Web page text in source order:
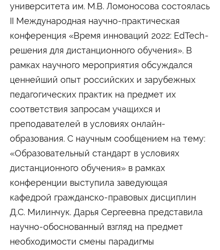
Формы обучения
Очная форма обучения
Очно-заочная форма обучения
Заочная форма обучения
Мероприятия
Дни открытых дверей
Выездные студенческие мероприятия
Университетские субботы
Контакты
Администрация
+7 (495) 795-00-11
Приёмная комиссия
+7 (495) 795-00-10
Подписаться на нас
 
Министерство науки и высшего образования
Российской Федерации
Министерство просвещения Российской
Федерации
университета им. М.В. Ломоносова состоялась
II Международная научно-практическая
конференция «Время инноваций 2022: EdTech-
решения для дистанционного обучения». В
рамках научного мероприятия обсуждался
ценнейший опыт российских и зарубежных
педагогических практик на предмет их
соответствия запросам учащихся и
преподавателей в условиях онлайн-
образования. С научным сообщением на тему:
«Образовательный стандарт в условиях
дистанционного обучения» в рамках
конференции выступила заведующая
кафедрой гражданско-правовых дисциплин
Д.С. Милинчук. Дарья Сергеевна представила
научно-обоснованный взгляд на предмет
необходимости смены парадигмы